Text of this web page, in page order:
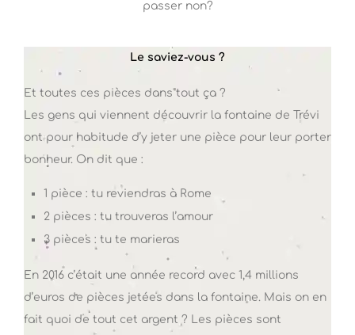
passer non?
Le saviez-vous ?
Et toutes ces pièces dans tout ça ?
Les gens qui viennent découvrir la fontaine de Trévi
ont pour habitude d’y jeter une pièce pour leur porter
bonheur. On dit que :
1 pièce : tu reviendras à Rome
2 pièces : tu trouveras l’amour
3 pièces : tu te marieras
En 2016 c’était une année record avec 1,4 millions
d’euros de pièces jetées dans la fontaine. Mais on en
fait quoi de tout cet argent ? Les pièces sont